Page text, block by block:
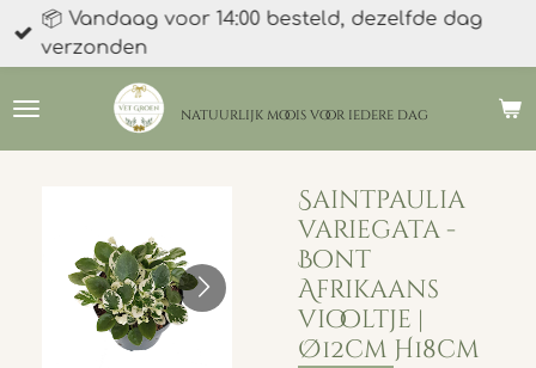
Ga
direct
de
natuurlijk moois voor iedere dag
📦 Vandaag voor 14:00 besteld, dezelfde dag
verzonden
Saintpaulia
variegata -
Bont
Afrikaans
viooltje |
Ø12cm H18cm